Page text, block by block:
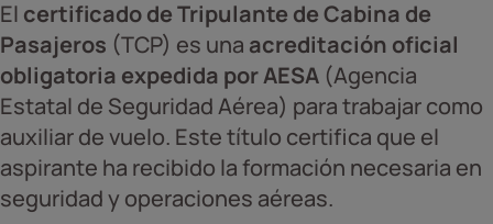
El certificado de Tripulante de Cabina de
Pasajeros (TCP) es una acreditación oficial
obligatoria expedida por AESA (Agencia
Estatal de Seguridad Aérea) para trabajar como
auxiliar de vuelo. Este título certifica que el
aspirante ha recibido la formación necesaria en
seguridad y operaciones aéreas.